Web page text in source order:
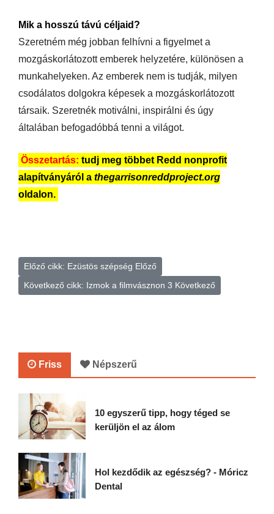
Mik a hosszú távú céljaid?
Szeretném még jobban felhívni a figyelmet a
mozgáskorlátozott emberek helyzetére, különösen a
munkahelyeken. Az emberek nem is tudják, milyen
csodálatos dolgokra képesek a mozgáskorlátozott
társaik. Szeretnék motiválni, inspirálni és úgy
általában befogadóbbá tenni a világot.
Összetartás: tudj meg többet Redd nonprofit
alapítványáról a thegarrisonreddproject.org
oldalon.
Előző cikk: Ezüstös szépség Előző
Következő cikk: Izmok a filmvásznon 3 Következő
Friss Népszerű
10 egyszerű tipp, hogy téged se
kerüljön el az álom
Hol kezdődik az egészség? - Móricz
Dental